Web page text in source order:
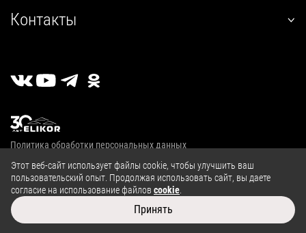
Сравнение товаров
угловые
стандартные
классические
купольные
полновстраиваемые
т-образные
козырьковые
аксессуары
Покупателям
Где купить
Публичная оферта
Контакты
г. Калуга, 2й Академический проезд, 13
Политика обработки персональных данных
© 2004—2026, ООО «Эликор»
Сайт разработан в
Этот веб-сайт использует файлы cookie, чтобы улучшить ваш
пользовательский опыт. Продолжая использовать сайт, вы даете
согласие на использование файлов cookie
Принять